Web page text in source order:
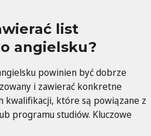
list
angielsku?
powinien być dobrze
i zawierać konkretne
kwalifikacji, które są powiązane z
programu studiów. Kluczowe